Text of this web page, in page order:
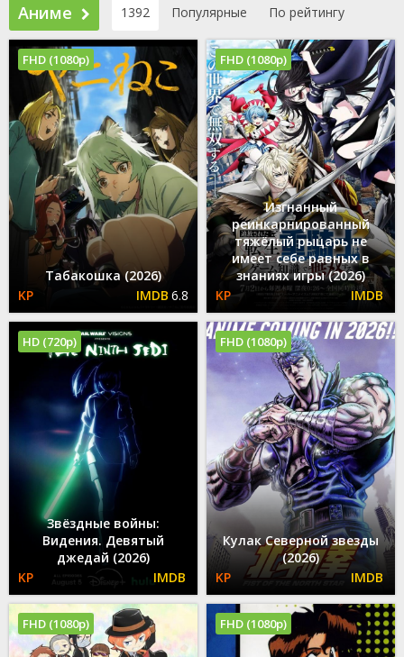
Аниме 1392 Популярные По рейтингу
Табакошка (2026)
6.8
FHD (1080p)
Изгнанный
реинкарнированный
тяжёлый рыцарь не
имеет себе равных в
знаниях игры (2026)
FHD (1080p)
Звёздные войны:
Видения. Девятый
джедай (2026)
HD (720p)
Кулак Северной звезды
(2026)
FHD (1080p)
FHD (1080p) FHD (1080p)